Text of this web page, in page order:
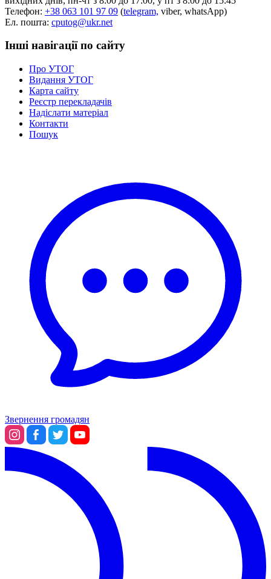
Телефон: +38 063 101 97 09 (telegram, viber, whatsApp)
Ел. пошта: cputog@ukr.net
Інші навігації по сайту
Про УТОГ
Видання УТОГ
Карта сайту
Реєстр перекладачів
Надіслати матеріал
Контакти
Пошук
Звернення громадян